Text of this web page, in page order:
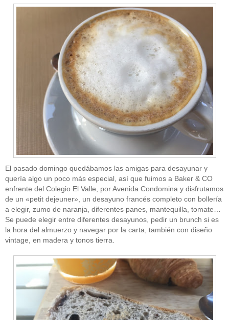
El pasado domingo quedábamos las amigas para desayunar y
quería algo un poco más especial, así que fuimos a Baker & CO
enfrente del Colegio El Valle, por Avenida Condomina y disfrutamos
de un «petit dejeuner», un desayuno francés completo con bollería
a elegir, zumo de naranja, diferentes panes, mantequilla, tomate…
Se puede elegir entre diferentes desayunos, pedir un brunch si es
la hora del almuerzo y navegar por la carta, también con diseño
vintage, en madera y tonos tierra.